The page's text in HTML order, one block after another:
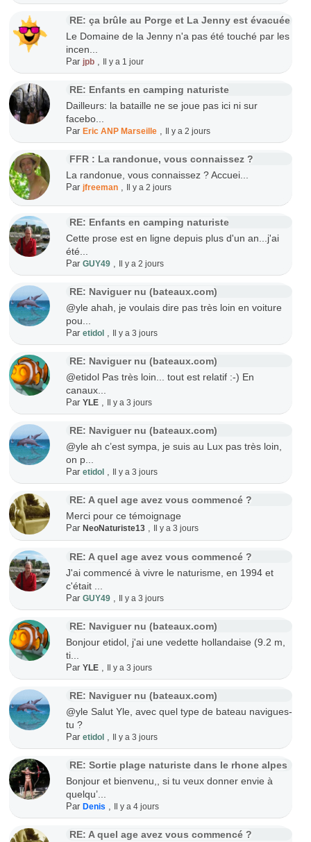
RE: ça brûle au Porge et La Jenny est évacuée
Le Domaine de la Jenny n'a pas été touché par les
incen...
Par jpb, Il y a 1 jour
RE: Enfants en camping naturiste
Dailleurs: la bataille ne se joue pas ici ni sur
facebo...
Par Eric ANP Marseille, Il y a 2 jours
FFR : La randonue, vous connaissez ?
La randonue, vous connaissez ? Accuei...
Par jfreeman, Il y a 2 jours
RE: Enfants en camping naturiste
Cette prose est en ligne depuis plus d'un an...j'ai
été...
Par GUY49, Il y a 2 jours
RE: Naviguer nu (bateaux.com)
@yle ahah, je voulais dire pas très loin en voiture
pou...
Par etidol, Il y a 3 jours
RE: Naviguer nu (bateaux.com)
@etidol Pas très loin... tout est relatif :-) En
canaux...
Par YLE, Il y a 3 jours
RE: Naviguer nu (bateaux.com)
@yle ah c’est sympa, je suis au Lux pas très loin,
on p...
Par etidol, Il y a 3 jours
RE: A quel age avez vous commencé ?
Merci pour ce témoignage
Par NeoNaturiste13, Il y a 3 jours
RE: A quel age avez vous commencé ?
J'ai commencé à vivre le naturisme, en 1994 et
c'était ...
Par GUY49, Il y a 3 jours
RE: Naviguer nu (bateaux.com)
Bonjour etidol, j'ai une vedette hollandaise (9.2 m,
ti...
Par YLE, Il y a 3 jours
RE: Naviguer nu (bateaux.com)
@yle Salut Yle, avec quel type de bateau navigues-
tu ?
Par etidol, Il y a 3 jours
RE: Sortie plage naturiste dans le rhone alpes
Bonjour et bienvenu,, si tu veux donner envie à
quelqu’...
Par Denis, Il y a 4 jours
RE: A quel age avez vous commencé ?